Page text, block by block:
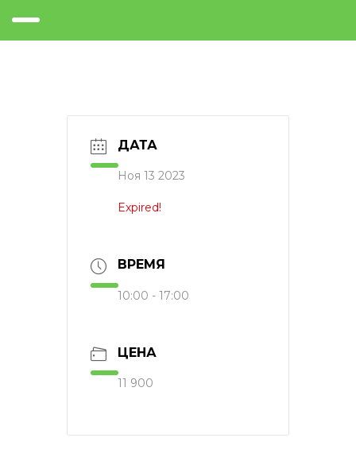
ДАТА
Ноя 13 2023
Expired!
ВРЕМЯ
10:00 - 17:00
ЦЕНА
11 900